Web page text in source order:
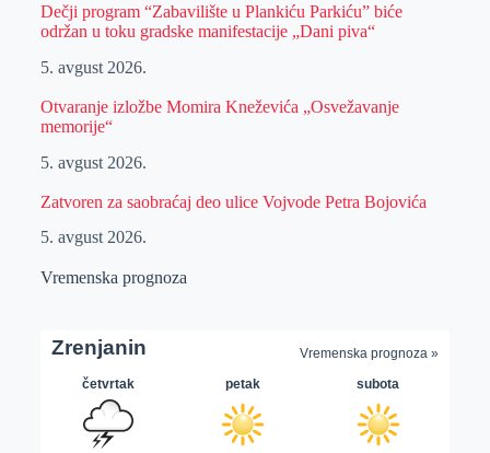
Dečji program “Zabavilište u Plankiću Parkiću” biće
održan u toku gradske manifestacije „Dani piva“
5. avgust 2026.
Otvaranje izložbe Momira Kneževića „Osvežavanje
memorije“
5. avgust 2026.
Zatvoren za saobraćaj deo ulice Vojvode Petra Bojovića
5. avgust 2026.
Vremenska prognoza